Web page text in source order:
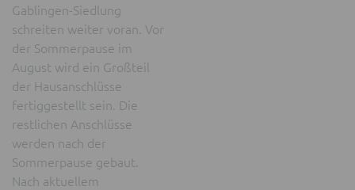
Gablingen-Siedlung
schreiten weiter voran. Vor
der Sommerpause im
August wird ein Großteil
der Hausanschlüsse
fertiggestellt sein. Die
restlichen Anschlüsse
werden nach der
Sommerpause gebaut.
Nach aktuellem